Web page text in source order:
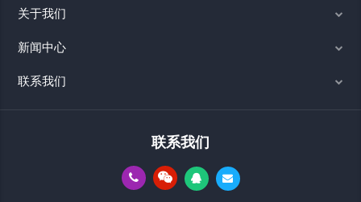
关于我们
新闻中心
联系我们
联系我们